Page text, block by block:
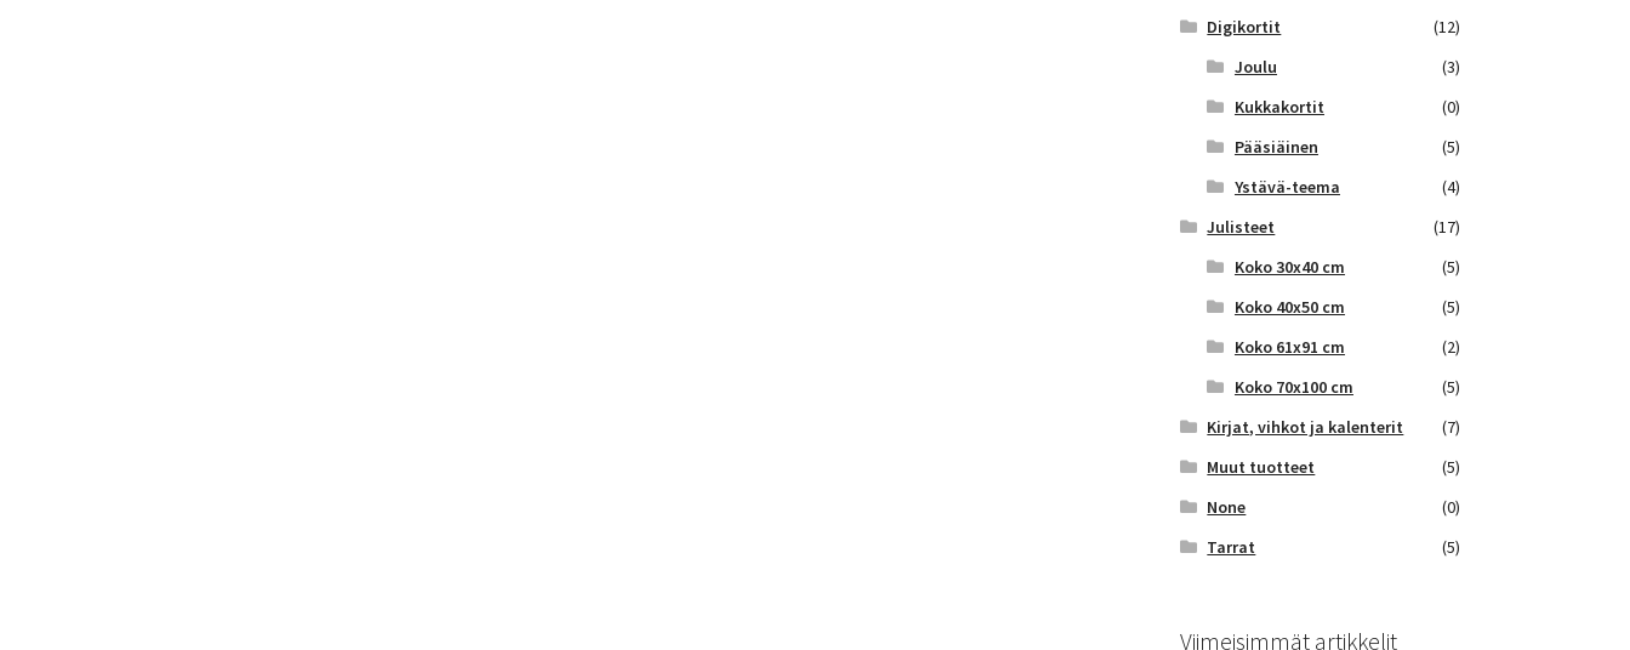
Digikortit
(12)
Joulu
(3)
Kukkakortit
(0)
Pääsiäinen
(5)
Ystävä-teema
(4)
Julisteet
(17)
Koko 30x40 cm
(5)
Koko 40x50 cm
(5)
Koko 61x91 cm
(2)
Koko 70x100 cm
(5)
Kirjat, vihkot ja kalenterit
(7)
Muut tuotteet
(5)
None
(0)
Tarrat
(5)
Viimeisimmät artikkelit